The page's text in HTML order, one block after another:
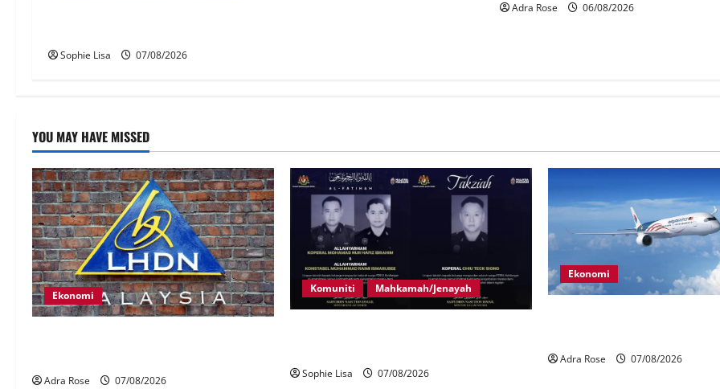
Sophie Lisa 07/08/2026
Adra Rose 06/08/2026
YOU MAY HAVE MISSED
Ekonomi
Adra Rose 07/08/2026
Komuniti Mahkamah/Jenayah
Sophie Lisa 07/08/2026
Ekonomi
Adra Rose 07/08/2026